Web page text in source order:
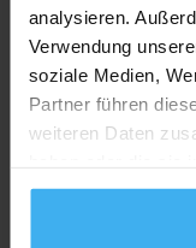
analysieren.
Verwendung
soziale Medien,
Partner führen
weiteren Daten
gesammelt haben.
MDR Deponie
Noch keine
Parkstr., 69168